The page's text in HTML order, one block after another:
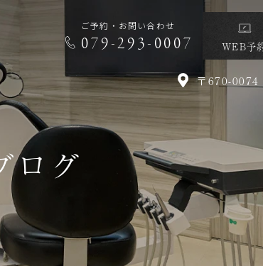
ご予約・お問い合わせ
079-293-0007 WEB予
〒670-0074
ログ